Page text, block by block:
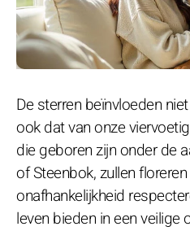
De sterren beïnvloeden
ook dat van onze
die geboren zijn onder de
of Steenbok, zullen
onafhankelijkheid
leven bieden in een veilige